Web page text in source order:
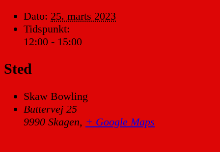
Dato: 25. marts 2023
Tidspunkt:
12:00 - 15:00
Sted
Skaw Bowling
Buttervej 25
9990 Skagen, + Google Maps